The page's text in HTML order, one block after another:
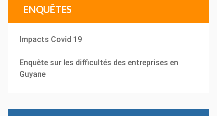
ENQUÊTES
Impacts Covid 19
Enquête sur les difficultés des entreprises en
Guyane